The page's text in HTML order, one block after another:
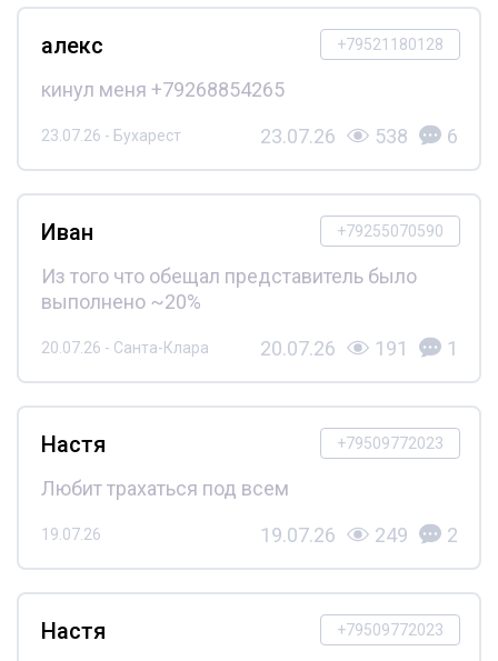
+79521180128
алекс
кинул меня +79268854265
23.07.26 - Бухарест 23.07.26 538 6
+79255070590
Иван
Из того что обещал представитель было
выполнено ~20%
20.07.26 - Санта-Клара 20.07.26 191 1
+79509772023
Настя
Любит трахаться под всем
19.07.26 19.07.26 249 2
+79509772023
Настя